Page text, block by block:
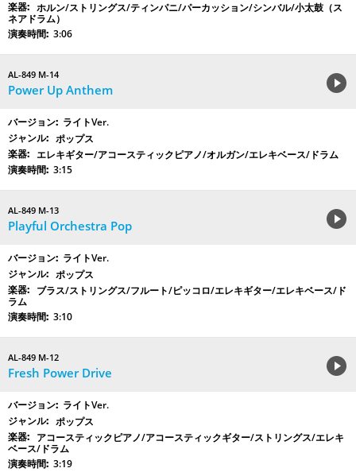
ホルン/ストリングス/ティンパニ/パーカッション/シンバル/小太鼓（ス
ネアドラム）
3:06
AL-849 M-14
Power Up Anthem
ライトVer.
ポップス
エレキギター/アコースティックピアノ/オルガン/エレキベース/ドラム
3:15
AL-849 M-13
Playful Orchestra Pop
ライトVer.
ポップス
ブラス/ストリングス/フルート/ピッコロ/エレキギター/エレキベース/ド
ラム
3:10
AL-849 M-12
Fresh Power Drive
ライトVer.
ポップス
アコースティックピアノ/アコースティックギター/ストリングス/エレキ
ベース/ドラム
3:19